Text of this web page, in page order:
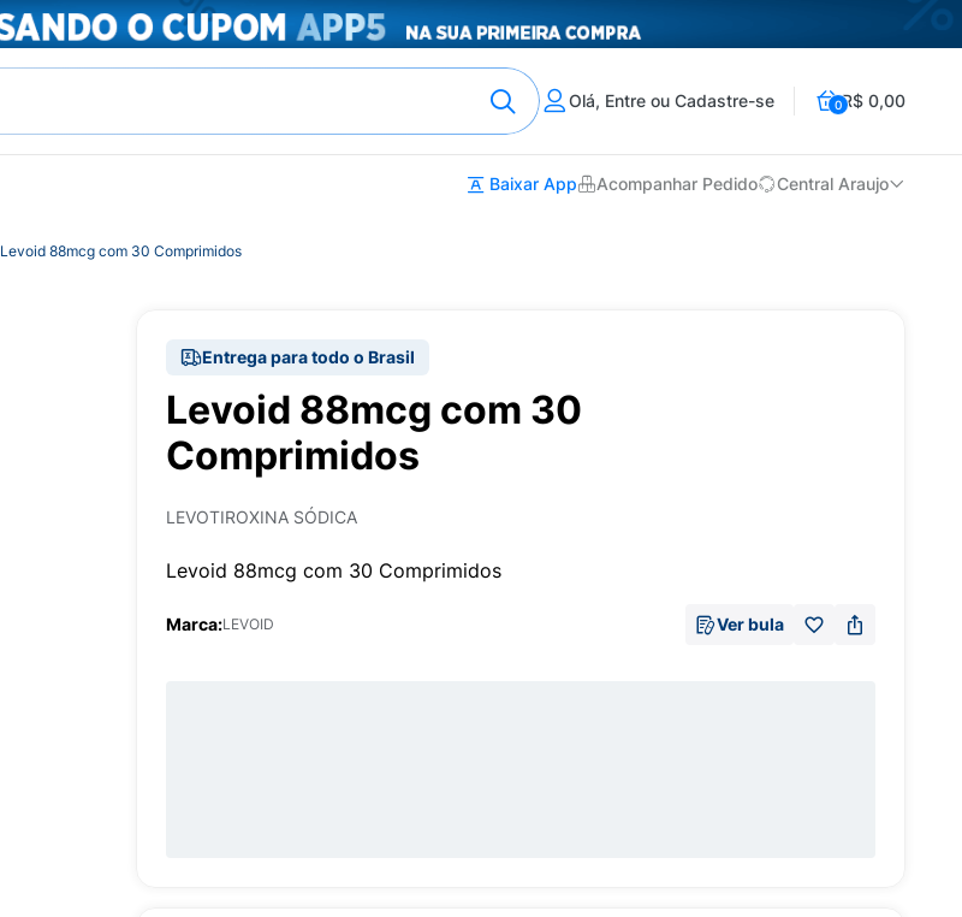
Olá, Entre ou Cadastre-se 0R$ 0,00
Baixar App Acompanhar Pedido Central Araujo
Levoid 88mcg com 30 Comprimidos
Entrega para todo o Brasil
Levoid 88mcg com 30
Comprimidos
LEVOTIROXINA SÓDICA
Levoid 88mcg com 30 Comprimidos
Marca:LEVOID Ver bula